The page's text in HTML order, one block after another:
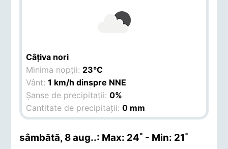
Câțiva nori
Minima nopții: 23°C
Vânt:1 km/h dinspre NNE
Șanse de precipitații:0%
Cantitate de precipitații:0 mm
sâmbătă, 8 aug..: Max: 24˚ - Min: 21˚